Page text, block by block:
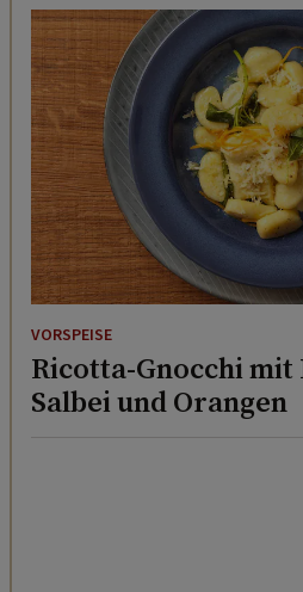
VORSPEISE
Ricotta-Gnocchi mit
Salbei und Orangen